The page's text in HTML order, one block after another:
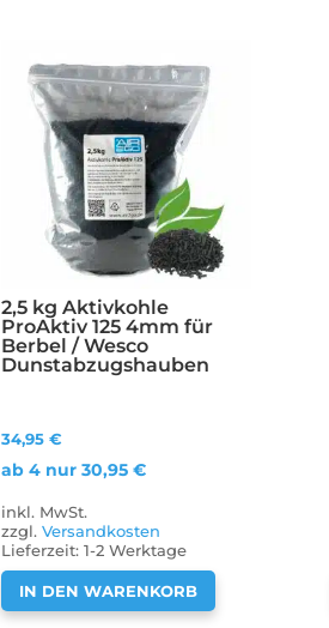
2,5 kg Aktivkohle
ProAktiv 125 4mm für
Berbel / Wesco
Dunstabzugshauben
34,95€
ab 4 nur30,95€
inkl. MwSt.
zzgl.Versandkosten
Lieferzeit:1-2 Werktage
IN DEN WARENKORB